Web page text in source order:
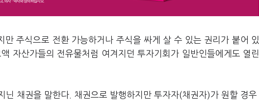
만 주식으로 전환 가능하거나 주식을 싸게 살 수 있는 권리가 붙어 있
자산가들의 전유물처럼 여겨지던 투자기회가 일반인들에게도 열린
닌 채권을 말한다. 채권으로 발행하지만 투자자(채권자)가 원할 경우